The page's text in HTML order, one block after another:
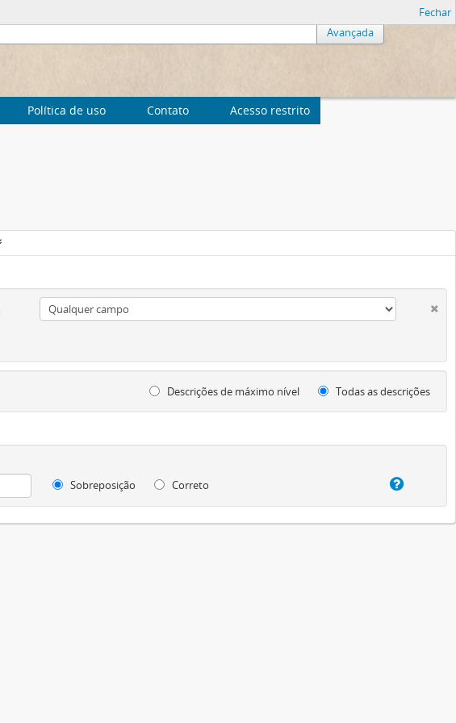
Avançada
Política de uso Contato Acesso restrito
Fechar
Descrições de máximo nível Todas as descrições
Sobreposição
Correto